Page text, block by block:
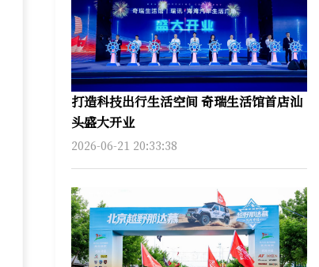
打造科技出行生活空间 奇瑞生活馆首店汕
头盛大开业
2026-06-21 20:33:38